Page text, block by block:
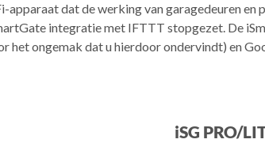
apparaat dat de werking van garagedeuren
integratie met IFTTT stopgezet. De
het ongemak dat u hierdoor ondervindt) en
iSG PRO/